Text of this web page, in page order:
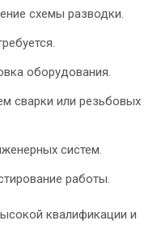
схемы разводки.
оборудования.
сварки или резьбовых
систем.
работы.
квалификации и